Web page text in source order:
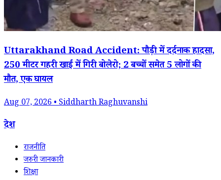
Uttarakhand Road Accident: पौड़ी में दर्दनाक हादसा,
250 मीटर गहरी खाई में गिरी बोलेरो; 2 बच्चों समेत 5 लोगों की
मौत, एक घायल
Aug 07, 2026 • Siddharth Raghuvanshi
देश
राजनीति
जरुरी जानकारी
शिक्षा